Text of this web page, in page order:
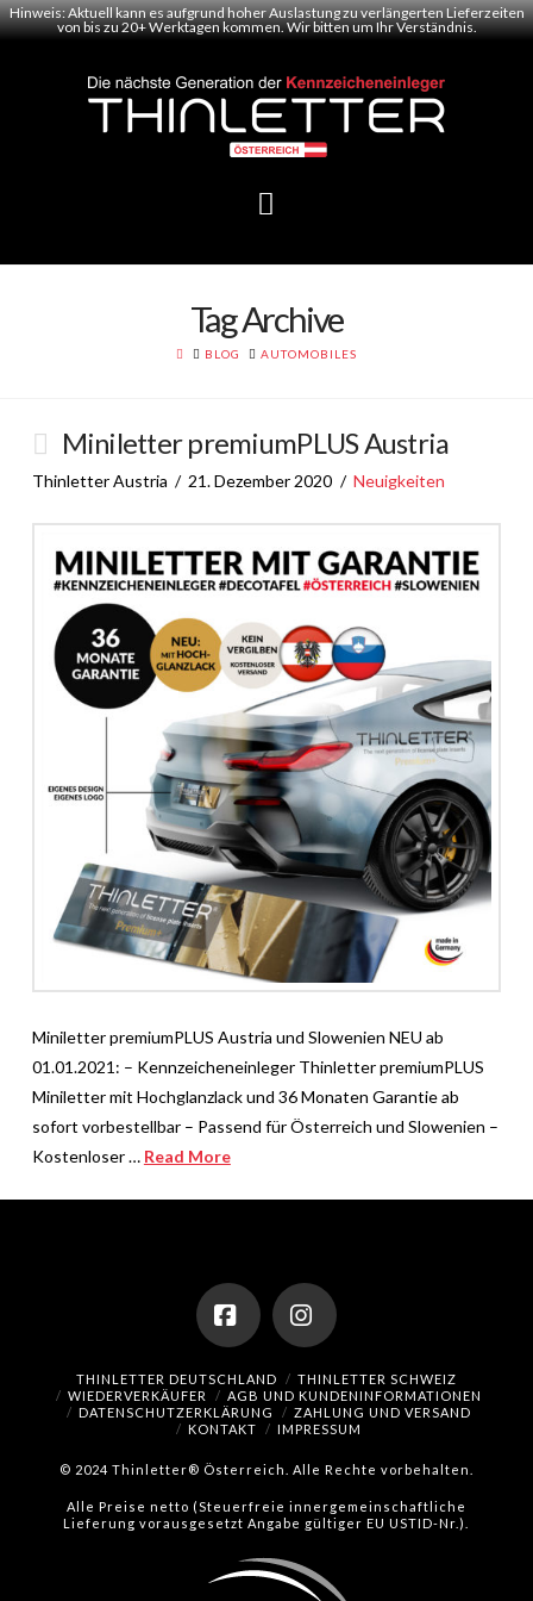
Hinweis: Aktuell kann es aufgrund hoher Auslastung zu verlängerten Lieferzeiten
von bis zu 20+ Werktagen kommen. Wir bitten um Ihr Verständnis.
Tag Archive
HOME
BLOG AUTOMOBILES
Miniletter premiumPLUS Austria
Thinletter Austria 21. Dezember 2020 Neuigkeiten
Miniletter premiumPLUS Austria und Slowenien NEU ab
01.01.2021: – Kennzeicheneinleger Thinletter premiumPLUS
Miniletter mit Hochglanzlack und 36 Monaten Garantie ab
sofort vorbestellbar – Passend für Österreich und Slowenien –
Kostenloser … Read More
FacebookInstagram
THINLETTER DEUTSCHLAND
THINLETTER SCHWEIZ
WIEDERVERKÄUFER
AGB UND KUNDENINFORMATIONEN
DATENSCHUTZERKLÄRUNG
ZAHLUNG UND VERSAND
KONTAKT
IMPRESSUM
© 2024 Thinletter® Österreich. Alle Rechte vorbehalten.
Alle Preise netto (Steuerfreie innergemeinschaftliche
Lieferung vorausgesetzt Angabe gültiger EU USTID-Nr.).